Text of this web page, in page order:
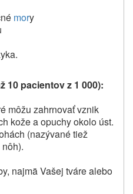
mory
10 pacientov z 1 000):
môžu zahrnovať vznik
kože a opuchy okolo úst.
(nazývané tiež
najmä Vašej tváre alebo